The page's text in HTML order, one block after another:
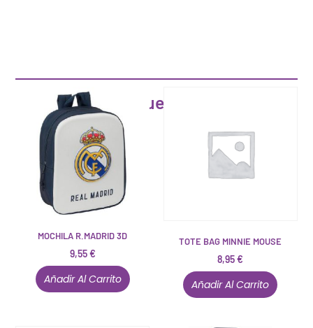
Artículos que pueden interesarte
MOCHILA R.MADRID 3D
9,55€
Añadir Al Carrito
TOTE BAG MINNIE MOUSE
8,95€
Añadir Al Carrito